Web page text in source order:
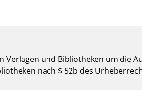
Verlagen und Bibliotheken um die
nach $ 52b des